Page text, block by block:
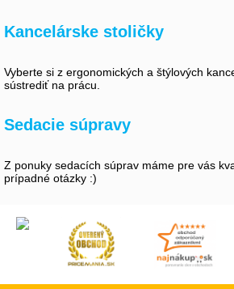
Kancelárske stoličky
Vyberte si z ergonomických a štýlových
sústrediť na prácu.
Sedacie súpravy
Z ponuky sedacích súprav máme pre vás
prípadné otázky :)